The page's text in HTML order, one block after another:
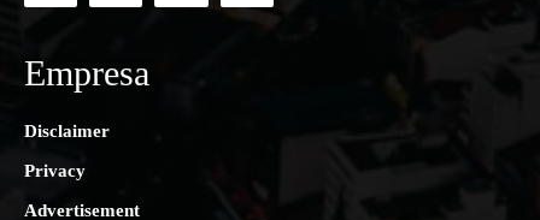
Empresa
Disclaimer
Privacy
Advertisement